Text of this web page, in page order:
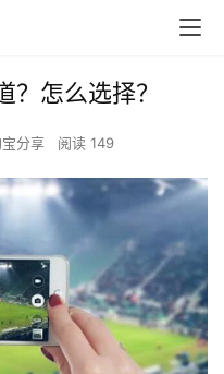
？怎么选择？
宝分享 阅读 149